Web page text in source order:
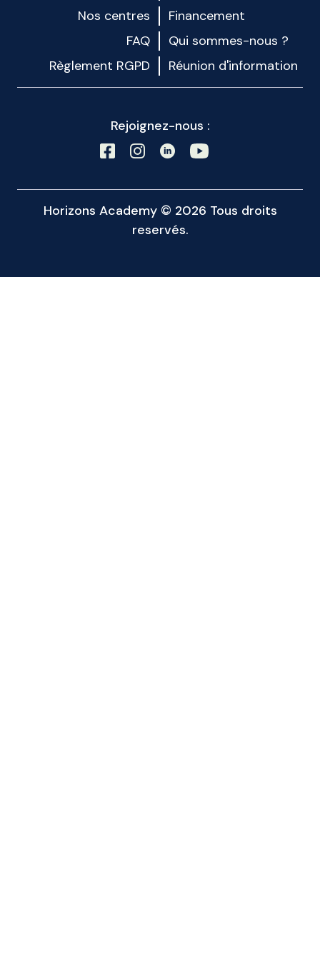
Nos centres
Financement
FAQ
Qui sommes-nous ?
Règlement RGPD
Réunion d'information
Rejoignez-nous :
Horizons Academy © 2026 Tous droits
reservés.